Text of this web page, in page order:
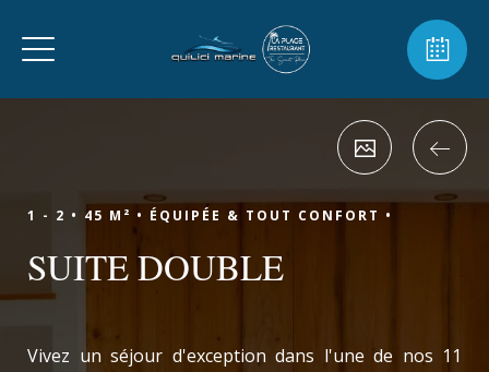
1 - 2 • 45 M² • ÉQUIPÉE & TOUT CONFORT •
SUITE DOUBLE
Vivez un séjour d'exception dans l'une de nos 11